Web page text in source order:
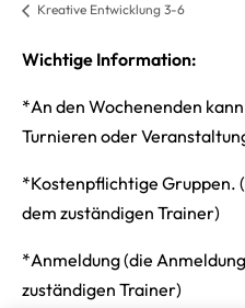
Kreative Entwicklung 3-6
Wichtige Information:
*An den Wochenenden
Turnieren oder
*Kostenpflichtige Gruppen.
dem zuständigen Trainer)
*Anmeldung (die
zuständigen Trainer)